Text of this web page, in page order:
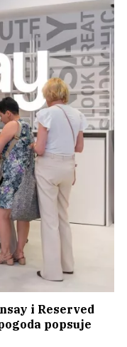
i Reserved
popsuje